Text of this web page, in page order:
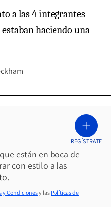
a las 4 integrantes
haciendo una
están en boca de
con estilo a las
REGÍSTRATE
y Condicionesy las Políticas de